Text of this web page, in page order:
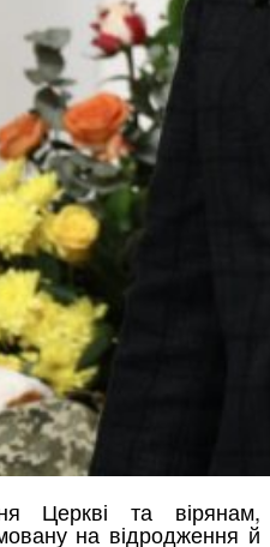
Церкві та вірянам,
на відродження й